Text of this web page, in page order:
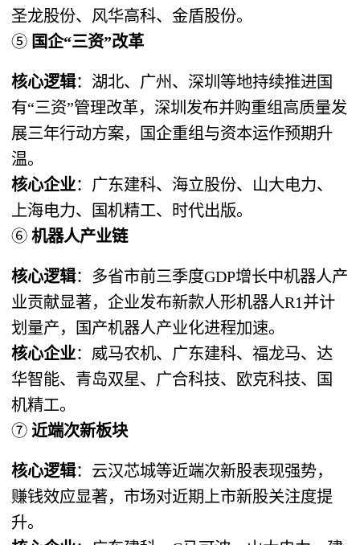
圣龙股份、风华高科、金盾股份。
⑤ ​ 国企“三资”改革
核心逻辑​：湖北、广州、深圳等地持续推进国
有“三资”管理改革，深圳发布并购重组高质量发
展三年行动方案，国企重组与资本运作预期升
温。
核心企业​：广东建科、海立股份、山大电力、
上海电力、国机精工、时代出版。
⑥ ​机器人产业链
核心逻辑​：多省市前三季度GDP增长中机器人产
业贡献显著，企业发布新款人形机器人R1并计
划量产，国产机器人产业化进程加速。
核心企业​：威马农机、广东建科、福龙马、达
华智能、青岛双星、广合科技、欧克科技、国
机精工。
⑦ ​ 近端次新板块
核心逻辑​：云汉芯城等近端次新股表现强势，
赚钱效应显著，市场对近期上市新股关注度提
升。